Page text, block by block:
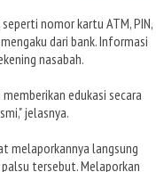
nomor kartu ATM, PIN,
dari bank. Informasi
nasabah.
edukasi secara
jelasnya.
melaporkannya langsung
tersebut. Melaporkan